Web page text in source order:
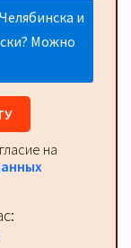
и
Можно
на